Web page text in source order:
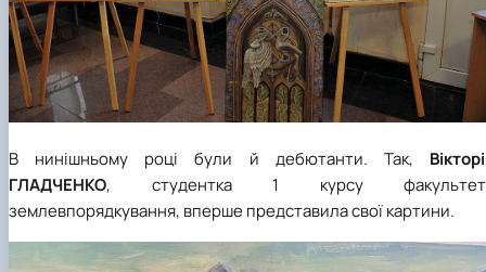
В нинішньому році були й дебютанти. Так,
ГЛАДЧЕНКО, студентка 1 курсу
землевпорядкування, вперше представила свої картини.